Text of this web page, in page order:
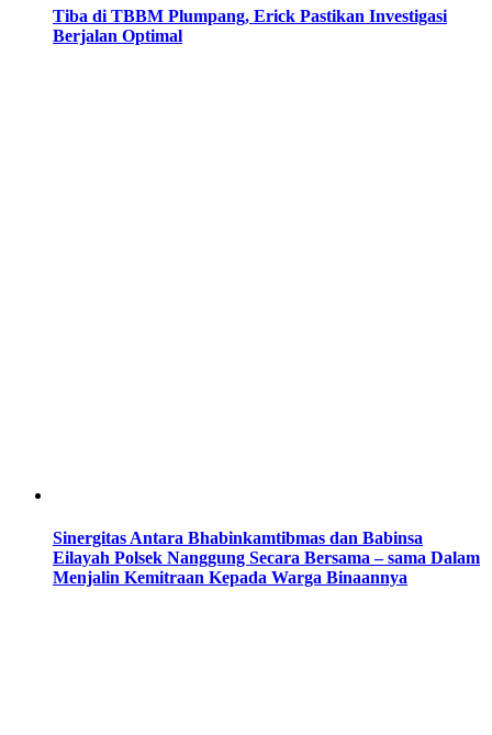
Tiba di TBBM Plumpang, Erick Pastikan Investigasi
Berjalan Optimal
Sinergitas Antara Bhabinkamtibmas dan Babinsa
Eilayah Polsek Nanggung Secara Bersama – sama Dalam
Menjalin Kemitraan Kepada Warga Binaannya